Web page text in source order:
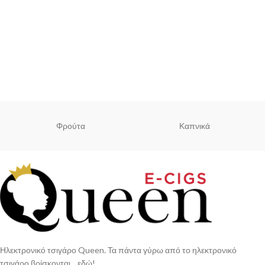
Φρούτα Καπνικά
Ηλεκτρονικό τσιγάρο Queen. Τα πάντα γύρω από το ηλεκτρονικό
τσιγάρο βρίσκονται... εδώ!